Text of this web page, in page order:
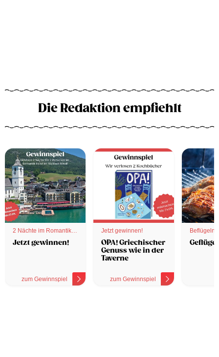
Die Redaktion empfiehlt
2 Nächte im Romantik
Hotel
Jetzt gewinnen!
zum Gewinnspiel
Jetzt gewinnen!
OPA! Griechischer
Genuss wie in der
Taverne
zum Gewinnspiel